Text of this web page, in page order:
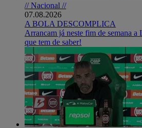
// Nacional //
07.08.2026
A BOLA DESCOMPLICA
Arrancam já neste fim de semana
que tem de saber!